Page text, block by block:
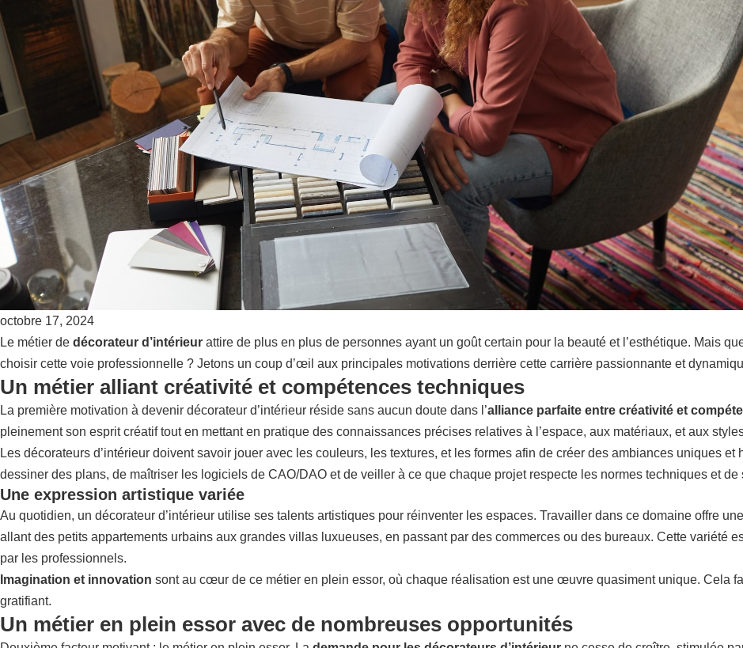
octobre 17, 2024
Le métier de décorateur d’intérieur attire de plus en plus de personnes ayant un goût certain pour la beauté et l’esthétique. Mais
choisir cette voie professionnelle ? Jetons un coup d’œil aux principales motivations derrière cette carrière passionnante et
Un métier alliant créativité et compétences techniques
La première motivation à devenir décorateur d’intérieur réside sans aucun doute dans l’alliance parfaite entre créativité et
pleinement son esprit créatif tout en mettant en pratique des connaissances précises relatives à l’espace, aux matériaux, et aux
Les décorateurs d’intérieur doivent savoir jouer avec les couleurs, les textures, et les formes afin de créer des ambiances uniques
dessiner des plans, de maîtriser les logiciels de CAO/DAO et de veiller à ce que chaque projet respecte les normes techniques et de
Une expression artistique variée
Au quotidien, un décorateur d’intérieur utilise ses talents artistiques pour réinventer les espaces. Travailler dans ce domaine offre
allant des petits appartements urbains aux grandes villas luxueuses, en passant par des commerces ou des bureaux. Cette variété
par les professionnels.
Imagination et innovation sont au cœur de ce métier en plein essor, où chaque réalisation est une œuvre quasiment unique. Cela
gratifiant.
Un métier en plein essor avec de nombreuses opportunités